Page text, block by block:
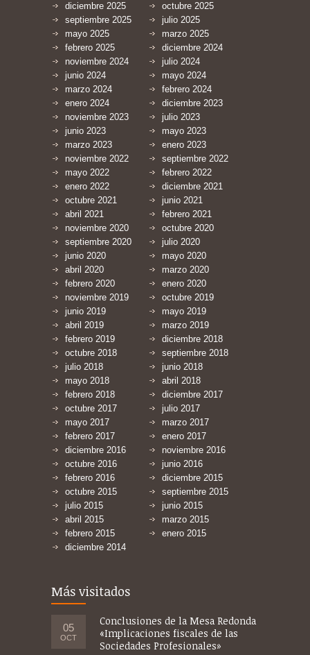
diciembre 2025
octubre 2025
septiembre 2025
julio 2025
mayo 2025
marzo 2025
febrero 2025
diciembre 2024
noviembre 2024
julio 2024
junio 2024
mayo 2024
marzo 2024
febrero 2024
enero 2024
diciembre 2023
noviembre 2023
julio 2023
junio 2023
mayo 2023
marzo 2023
enero 2023
noviembre 2022
septiembre 2022
mayo 2022
febrero 2022
enero 2022
diciembre 2021
octubre 2021
junio 2021
abril 2021
febrero 2021
noviembre 2020
octubre 2020
septiembre 2020
julio 2020
junio 2020
mayo 2020
abril 2020
marzo 2020
febrero 2020
enero 2020
noviembre 2019
octubre 2019
junio 2019
mayo 2019
abril 2019
marzo 2019
febrero 2019
diciembre 2018
octubre 2018
septiembre 2018
julio 2018
junio 2018
mayo 2018
abril 2018
febrero 2018
diciembre 2017
octubre 2017
julio 2017
mayo 2017
marzo 2017
febrero 2017
enero 2017
diciembre 2016
noviembre 2016
octubre 2016
junio 2016
febrero 2016
diciembre 2015
octubre 2015
septiembre 2015
julio 2015
junio 2015
abril 2015
marzo 2015
febrero 2015
enero 2015
diciembre 2014
Más visitados
05
OCT
Conclusiones de la Mesa Redonda
«Implicaciones fiscales de las
Sociedades Profesionales»